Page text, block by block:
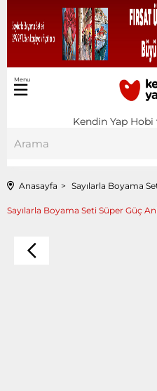
Kendin Yap
Menu
Anasayfa Sayılarla Boyama
Sayılarla Boyama Seti Süper Güç